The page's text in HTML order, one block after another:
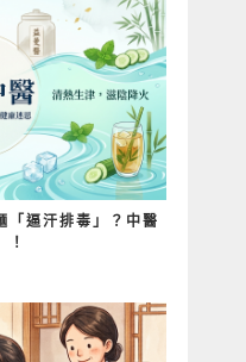
「逼汗排毒」？中醫
！